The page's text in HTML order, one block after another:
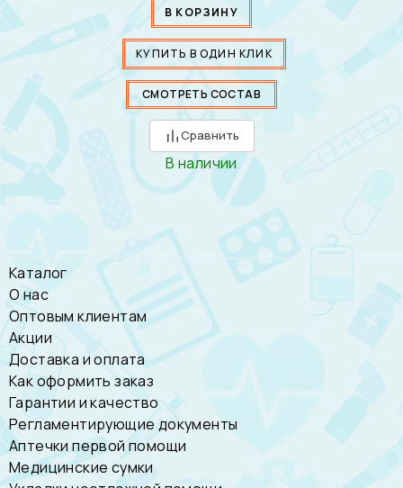
В КОРЗИНУ
КУПИТЬ В ОДИН КЛИК
СМОТРЕТЬ СОСТАВ
Сравнить
В наличии
Каталог
О нас
Оптовым клиентам
Акции
Доставка и оплата
Как оформить заказ
Гарантии и качество
Регламентирующие документы
Аптечки первой помощи
Медицинские сумки